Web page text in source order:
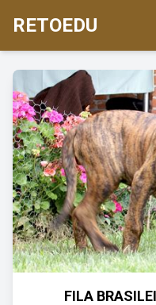
RETOEDU
FILA